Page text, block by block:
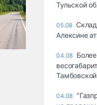
Тульской
05.08
Алексине
04.08
04.08